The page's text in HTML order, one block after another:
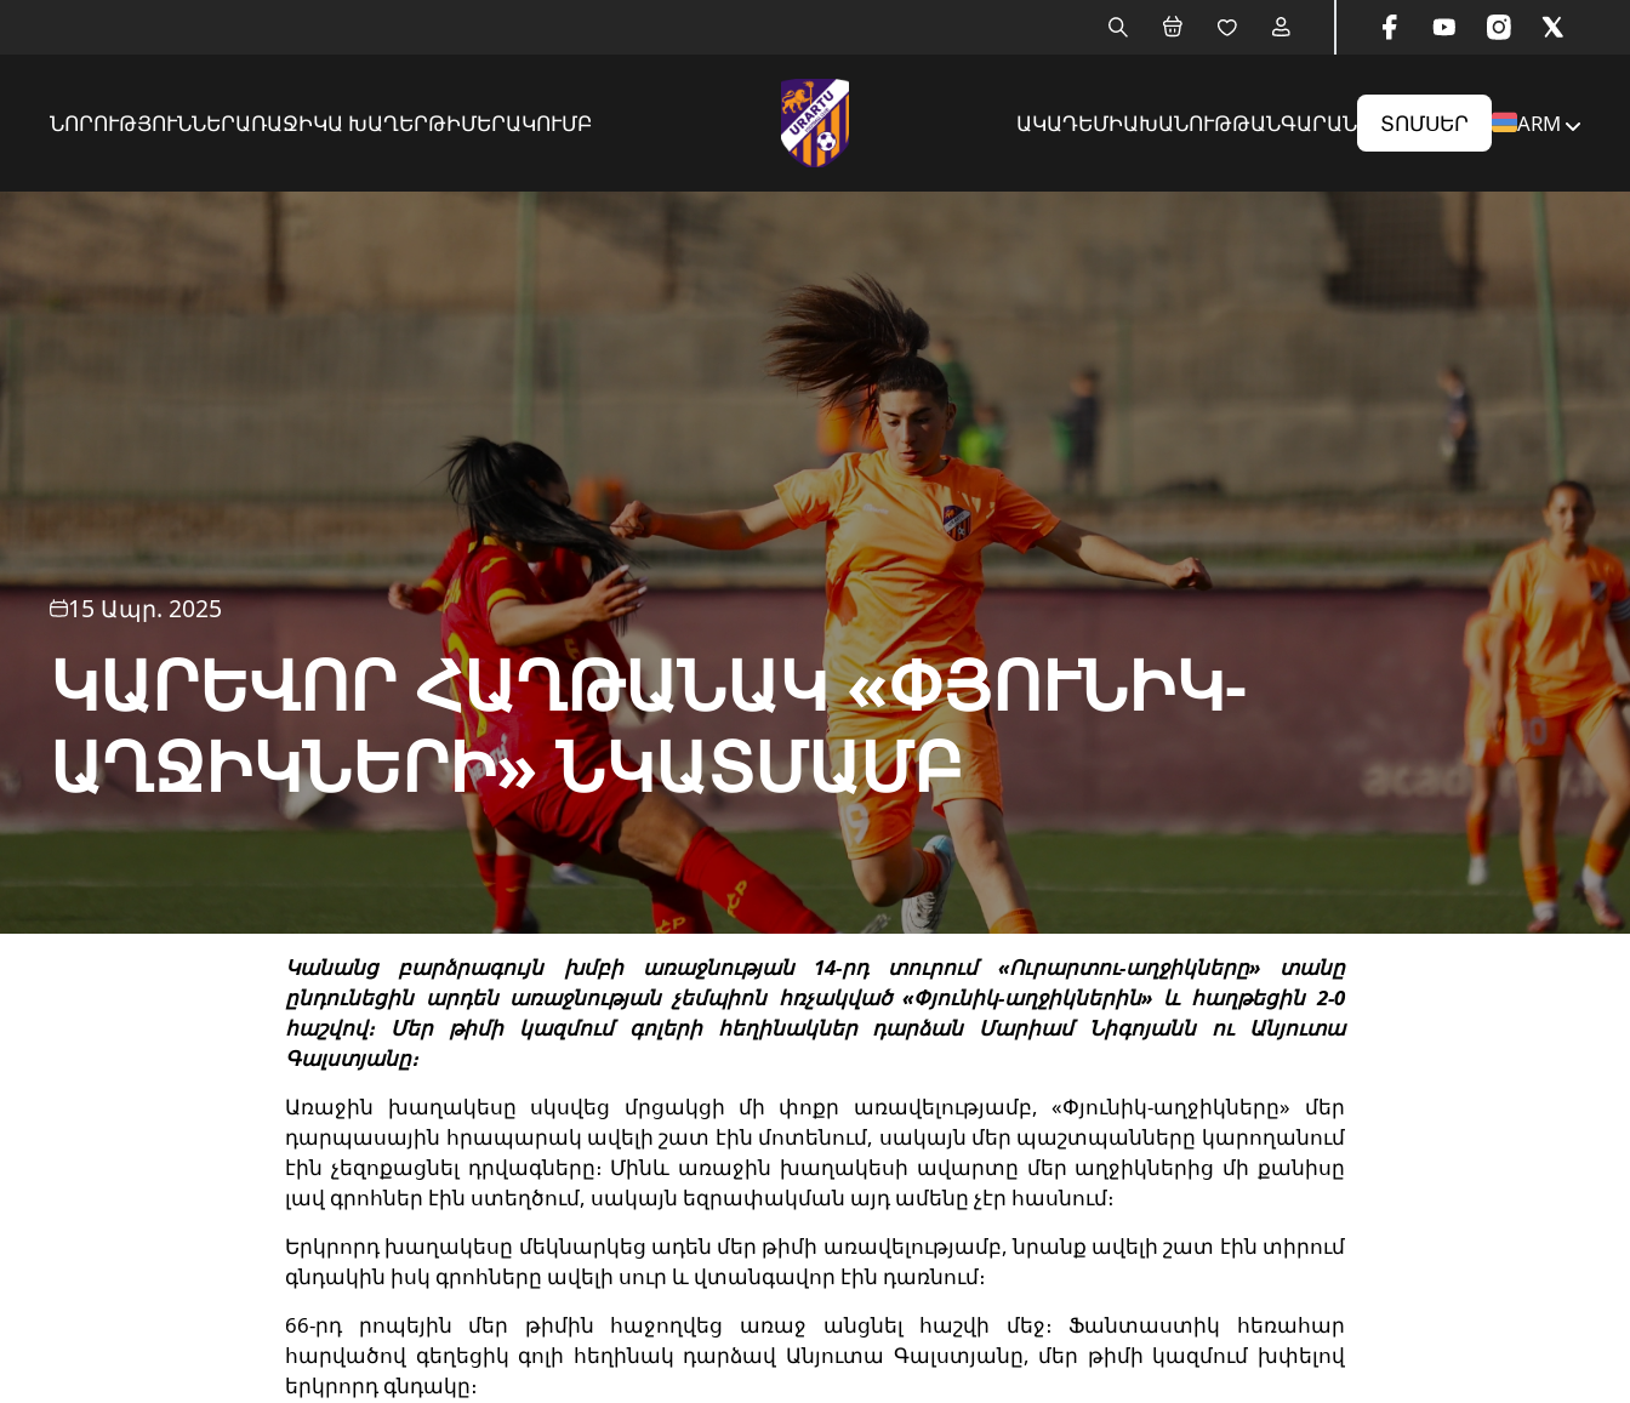
ՆՈՐՈՒԹՅՈՒՆՆԵՐԱՌԱՋԻԿԱ ԽԱՂԵՐԹԻՄԵՐԱԿՈՒՄԲ ԱԿԱԴԵՄԻԱԽԱՆՈՒԹԹԱՆԳԱՐԱՆ ՏՈՄՍԵՐ ARM
15 Ապր. 2025
ԿԱՐԵՎՈՐ ՀԱՂԹԱՆԱԿ «ՓՅՈՒՆԻԿ-
ԱՂՋԻԿՆԵՐԻ» ՆԿԱՏՄԱՄԲ
Կանանց բարձրագույն խմբի առաջնության 14-րդ տուրում «Ուրարտու-աղջիկները» տանը
ընդունեցին արդեն առաջնության չեմպիոն հռչակված «Փյունիկ-աղջիկներին» և հաղթեցին 2-0
հաշվով։ Մեր թիմի կազմում գոլերի հեղինակներ դարձան Մարիամ Նիգոյանն ու Անյուտա
Գալստյանը։
Առաջին խաղակեսը սկսվեց մրցակցի մի փոքր առավելությամբ, «Փյունիկ-աղջիկները» մեր
դարպասային հրապարակ ավելի շատ էին մոտենում, սակայն մեր պաշտպանները կարողանում
էին չեզոքացնել դրվագները։ Մինև առաջին խաղակեսի ավարտը մեր աղջիկներից մի քանիսը
լավ գրոհներ էին ստեղծում, սակայն եզրափակման այդ ամենը չէր հասնում։
Երկրորդ խաղակեսը մեկնարկեց ադեն մեր թիմի առավելությամբ, նրանք ավելի շատ էին տիրում
գնդակին իսկ գրոհները ավելի սուր և վտանգավոր էին դառնում։
66-րդ րոպեյին մեր թիմին հաջողվեց առաջ անցնել հաշվի մեջ։ Ֆանտաստիկ հեռահար
հարվածով գեղեցիկ գոլի հեղինակ դարձավ Անյուտա Գալստյանը, մեր թիմի կազմում խփելով
երկրորդ գնդակը։